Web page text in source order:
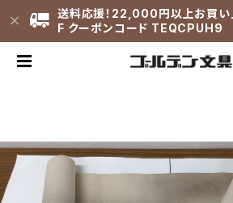
送料応援！22,000円以上お買
F クーポンコード TEQCPUH9